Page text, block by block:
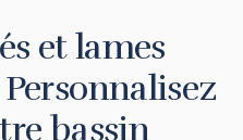
et lames
bassin